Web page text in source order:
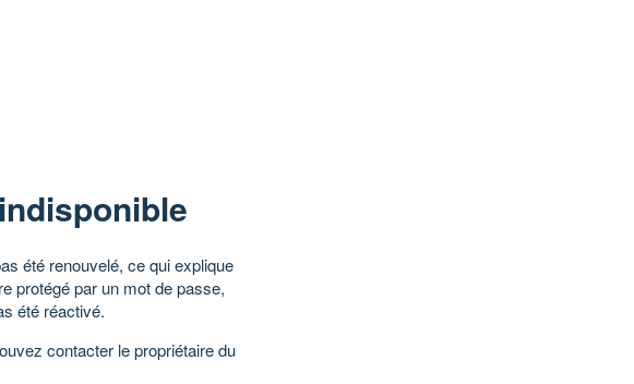
été renouvelé, ce qui explique
protégé par un mot de passe,
été réactivé.
contacter le propriétaire du